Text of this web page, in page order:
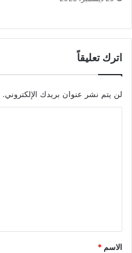
اترك تعليقاً
لن يتم نشر عنوان بريدك الإلكتروني.
*
الاسم *